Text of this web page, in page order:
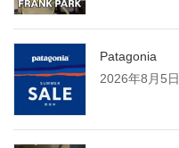
Patagonia
2026年8月5日